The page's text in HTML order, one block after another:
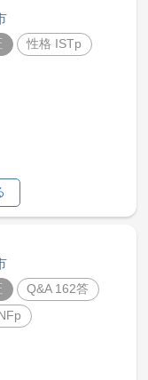
性格 ISTp
Q&A 162答